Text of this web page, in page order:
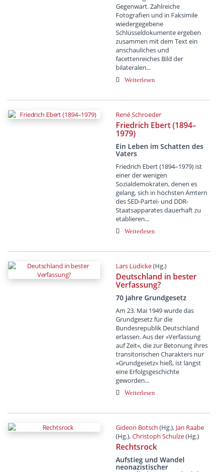
Gegenwart. Zahlreiche
Fotografien und in Faksimile
wiedergegebene
Schlüsseldokumente ergeben
zusammen mit dem Text ein
anschauliches und
facettenreiches Bild der
bilateralen...
Weiterlesen
René Schroeder
Friedrich Ebert (1894–
1979)
Ein Leben im Schatten des
Vaters
Friedrich Ebert (1894–1979) ist
einer der wenigen
Sozialdemokraten, denen es
gelang, sich in höchsten Ämtern
des SED-Partei- und DDR-
Staatsapparates dauerhaft zu
etablieren...
Weiterlesen
Lars Lüdicke(Hg.)
Deutschland in bester
Verfassung?
70 Jahre Grundgesetz
Am 23. Mai 1949 wurde das
Grundgesetz für die
Bundesrepublik Deutschland
erlassen. Aus der »Verfassung
auf Zeit«, die zur Betonung ihres
transitorischen Charakters nur
»Grundgesetz« hieß, ist längst
eine Erfolgsgeschichte
geworden...
Weiterlesen
Gideon Botsch (Hg.), Jan Raabe
(Hg.),Christoph Schulze(Hg.)
Rechtsrock
Aufstieg und Wandel
neonazistischer